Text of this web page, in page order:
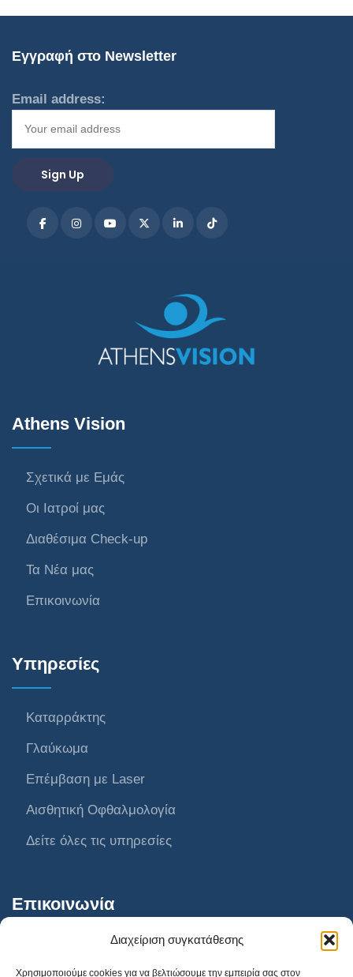
Διαχείριση συγκατάθεσης
Χρησιμοποιούμε cookies για να βελτιώσουμε την εμπειρία σας στον
Εγγραφή στο Newsletter
Email address:
Athens Vision
Σχετικά με Εμάς
Οι Ιατροί μας
Διαθέσιμα Check-up
Τα Νέα μας
Επικοινωνία
Υπηρεσίες
Καταρράκτης
Γλαύκωμα
Επέμβαση με Laser
Αισθητική Οφθαλμολογία
Δείτε όλες τις υπηρεσίες
Επικοινωνία